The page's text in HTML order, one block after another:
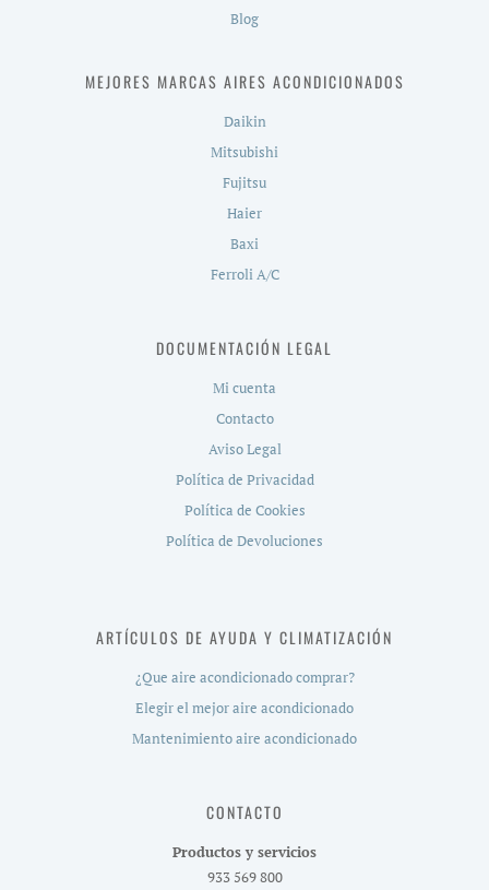
Blog
MEJORES MARCAS AIRES ACONDICIONADOS
Daikin
Mitsubishi
Fujitsu
Haier
Baxi
Ferroli A/C
DOCUMENTACIÓN LEGAL
Mi cuenta
Contacto
Aviso Legal
Política de Privacidad
Política de Cookies
Política de Devoluciones
ARTÍCULOS DE AYUDA Y CLIMATIZACIÓN
¿Que aire acondicionado comprar?
Elegir el mejor aire acondicionado
Mantenimiento aire acondicionado
CONTACTO
Productos y servicios
933 569 800